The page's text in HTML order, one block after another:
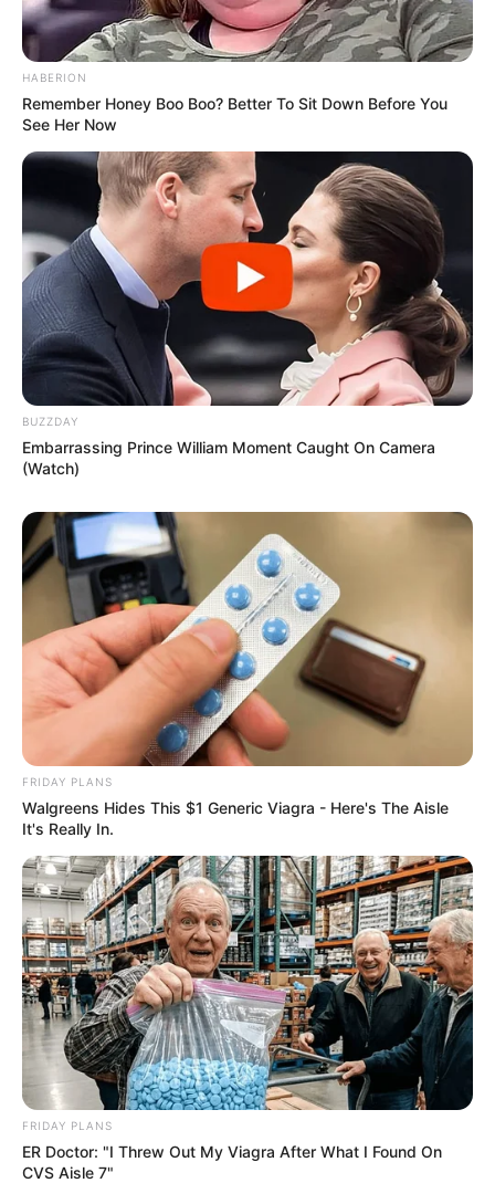
HABERION
Remember Honey Boo Boo? Better To Sit Down Before You
See Her Now
BUZZDAY
Embarrassing Prince William Moment Caught On Camera
(Watch)
FRIDAY PLANS
Walgreens Hides This $1 Generic Viagra - Here's The Aisle
It's Really In.
FRIDAY PLANS
ER Doctor: "I Threw Out My Viagra After What I Found On
CVS Aisle 7"